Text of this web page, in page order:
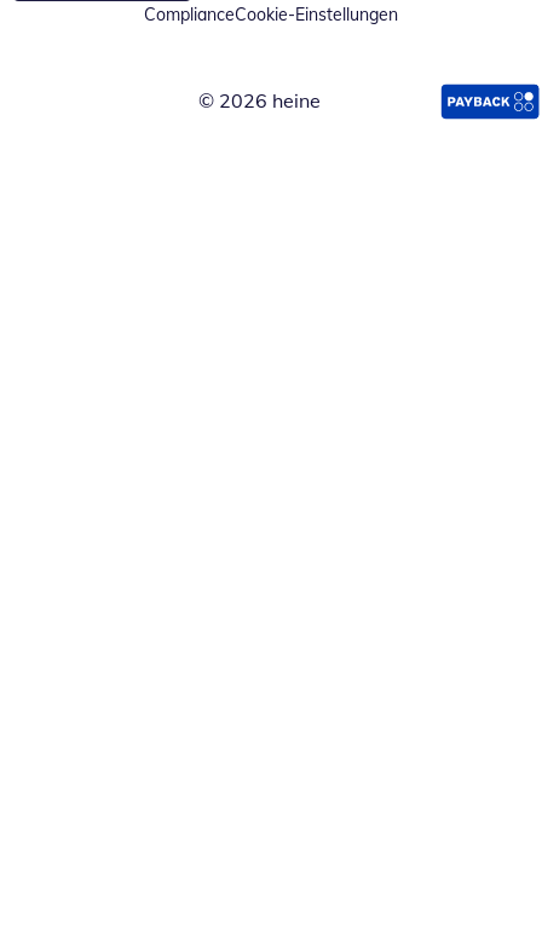
ComplianceCookie-Einstellungen
© 2026 heine